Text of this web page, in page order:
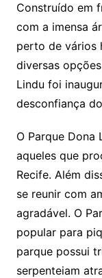
Construído em
com a imensa
perto de vários
diversas
Lindu foi
desconfiança
O Parque Dona
aqueles que
Recife. Além
se reunir com
agradável. O
popular para
parque possui
serpenteiam